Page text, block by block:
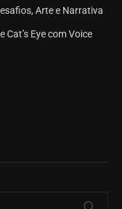
Arte e Narrativa
Eye com Voice